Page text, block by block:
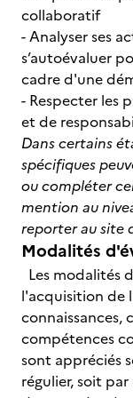
collaboratif
- Analyser ses
s’autoévaluer
cadre d'une
- Respecter les
et de
Dans certains
spécifiques
ou compléter
mention au
reporter au site
Modalités
Les modalités
l'acquisition de
connaissances,
compétences
sont appréciés
régulier, soit